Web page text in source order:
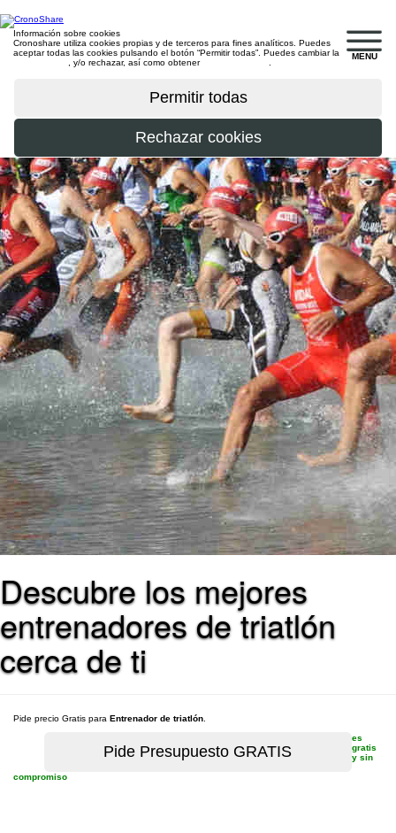
MENU
Información sobre cookies
Cronoshare utiliza cookies propias y de terceros para fines analíticos. Puedes
aceptar todas las cookies pulsando el botón “Permitir todas”. Puedes cambiar la
, y/o rechazar, así como obtener
Descubre los mejores
entrenadores de triatlón
cerca de ti
Pide precio Gratis para Entrenador de triatlón
es
gratis
y sin
compromiso